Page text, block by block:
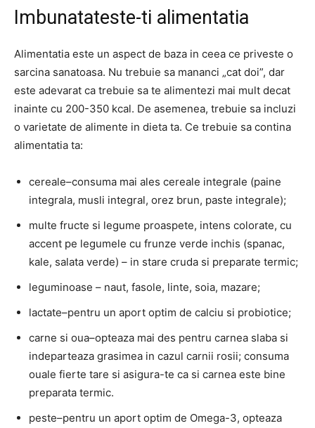
Imbunatateste-ti alimentatia
Alimentatia este un aspect de baza in ceea ce priveste o
sarcina sanatoasa. Nu trebuie sa mananci „cat doi”, dar
este adevarat ca trebuie sa te alimentezi mai mult decat
inainte cu 200-350 kcal. De asemenea, trebuie sa incluzi
o varietate de alimente in dieta ta. Ce trebuie sa contina
alimentatia ta:
cereale–consuma mai ales cereale integrale (paine
integrala, musli integral, orez brun, paste integrale);
multe fructe si legume proaspete, intens colorate, cu
accent pe legumele cu frunze verde inchis (spanac,
kale, salata verde) – in stare cruda si preparate termic;
leguminoase – naut, fasole, linte, soia, mazare;
lactate–pentru un aport optim de calciu si probiotice;
carne si oua–opteaza mai des pentru carnea slaba si
indeparteaza grasimea in cazul carnii rosii; consuma
ouale fierte tare si asigura-te ca si carnea este bine
preparata termic.
peste–pentru un aport optim de Omega-3, opteaza